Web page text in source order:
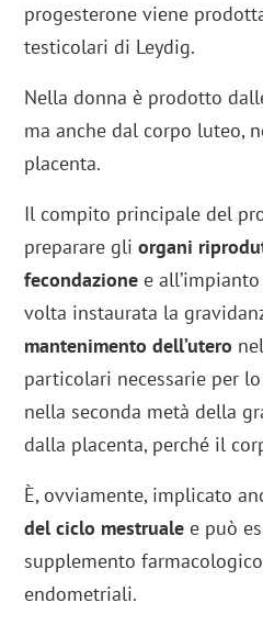
progesterone viene
testicolari di Leydig.
Nella donna è prodotto
ma anche dal corpo luteo,
placenta.
Il compito principale del
preparare gliorgani
fecondazione e
volta instaurata la
mantenimento dell’utero
particolari necessarie per
nella seconda metà della
dalla placenta, perché il
È, ovviamente, implicato
del ciclo mestruale e può
supplemento
endometriali.